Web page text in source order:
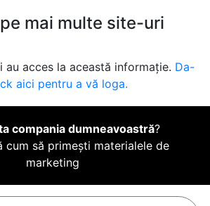
mai multe site-uri
au acces la această informație. Da-
aici pentru a vă loga.
compania dumneavoastră?
cum să primești materialele de
marketing